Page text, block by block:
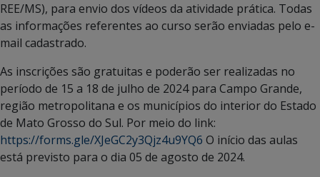
REE/MS), para envio dos vídeos da atividade prática. Todas
as informações referentes ao curso serão enviadas pelo e-
mail cadastrado.
As inscrições são gratuitas e poderão ser realizadas no
período de 15 a 18 de julho de 2024 para Campo Grande,
região metropolitana e os municípios do interior do Estado
de Mato Grosso do Sul. Por meio do link:
https://forms.gle/XJeGC2y3Qjz4u9YQ6 O início das aulas
está previsto para o dia 05 de agosto de 2024.